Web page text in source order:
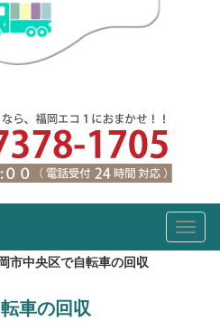
市中央区で自転車の回収
車の回収